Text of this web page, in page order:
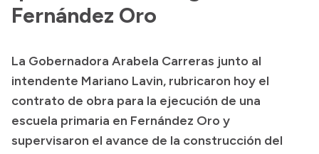
Acerca de Río Negro
Geografía
Invertí en Río Negro
Fernández Oro
La Gobernadora Arabela Carreras junto al
intendente Mariano Lavin, rubricaron hoy el
contrato de obra para la ejecución de una
escuela primaria en Fernández Oro y
supervisaron el avance de la construcción del